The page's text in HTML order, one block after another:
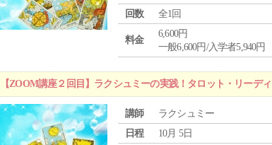
回数
全1回
料金
6,600円
一般6,600円/入学者5,940円
【ZOOM講座２回目】ラクシュミーの実践！タロット・リーデ
講師
ラクシュミー
日程
10月 5日